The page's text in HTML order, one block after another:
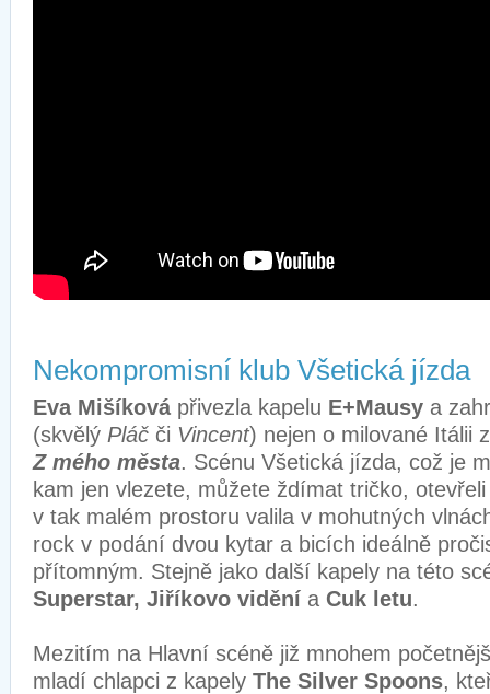
Nekompromisní klub Všetická jízda
Eva Mišíková přivezla kapelu E+Mausy a
(skvělý Pláč či Vincent) nejen o milované Itálii
Z mého města. Scénu Všetická jízda, což je
kam jen vlezete, můžete ždímat tričko,
v tak malém prostoru valila v mohutných
rock v podání dvou kytar a bicích ideálně
přítomným. Stejně jako další kapely na této
Superstar, Jiříkovo vidění a Cuk letu.
Mezitím na Hlavní scéně již mnohem
mladí chlapci z kapely The Silver Spoons,